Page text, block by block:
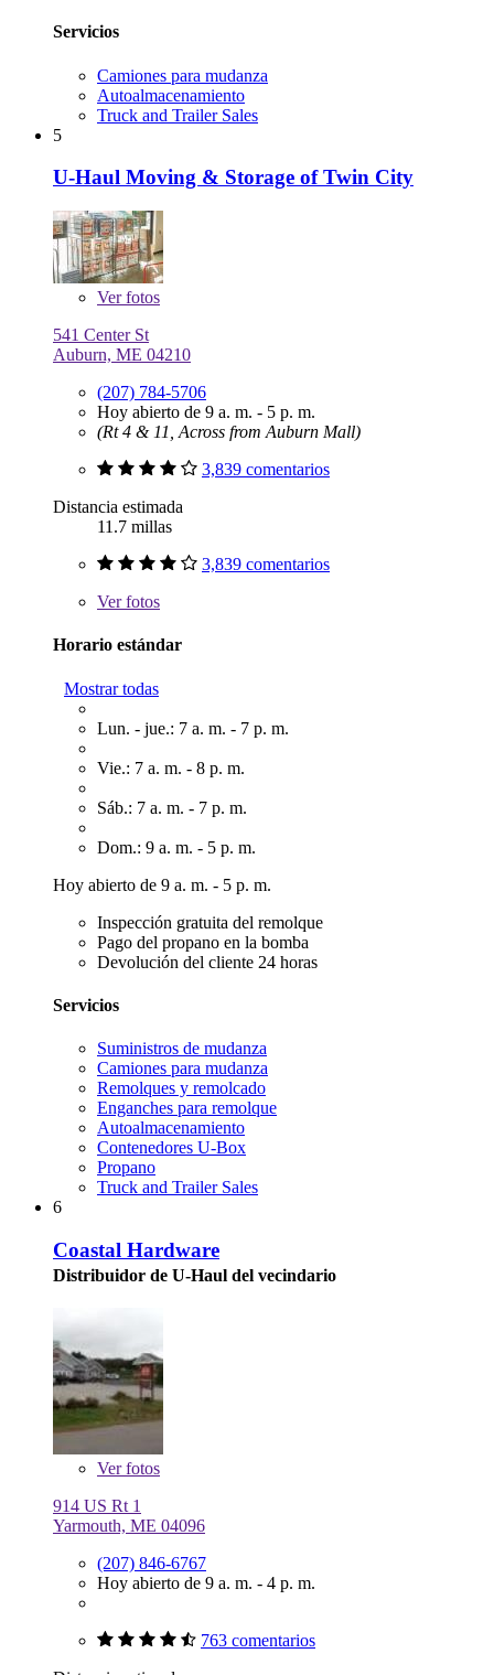
Servicios
Camiones para mudanza
Autoalmacenamiento
Truck and Trailer Sales
5
U-Haul Moving & Storage of Twin City
Verfotos
541 Center St
Auburn, ME 04210
(207) 784-5706
Hoy abierto de 9 a. m. - 5 p. m.
(Rt 4 & 11, Across from Auburn Mall)
3,839 comentarios
Distancia estimada
11.7 millas
3,839 comentarios
Verfotos
Horario estándar
Mostrar todas
Lun. - jue.: 7 a. m. - 7 p. m.
Vie.: 7 a. m. - 8 p. m.
Sáb.: 7 a. m. - 7 p. m.
Dom.: 9 a. m. - 5 p. m.
Hoy abierto de 9 a. m. - 5 p. m.
Inspección gratuita del remolque
Pago del propano en la bomba
Devolución del cliente 24 horas
Servicios
Suministros de mudanza
Camiones para mudanza
Remolques y remolcado
Enganches para remolque
Autoalmacenamiento
Contenedores U-Box
Propano
Truck and Trailer Sales
6
Coastal Hardware
Distribuidor de U-Haul del vecindario
Verfotos
914 US Rt 1
Yarmouth, ME 04096
(207) 846-6767
Hoy abierto de 9 a. m. - 4 p. m.
763 comentarios